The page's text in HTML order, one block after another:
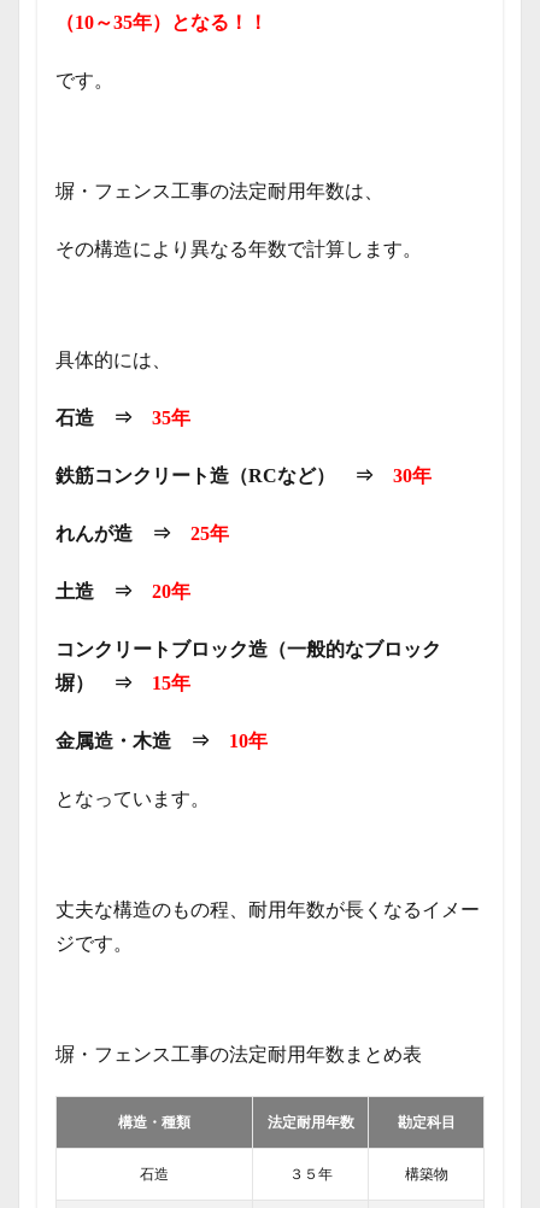
（10～35年）
となる！！
です。
塀・フェンス工事の法定耐用年数は、
その構造により異なる年数で計算します。
具体的には、
石造 ⇒ 35年
鉄筋コンクリート造（RCなど） ⇒ 30年
れんが造 ⇒ 25年
土造 ⇒ 20年
コンクリートブロック造（一般的なブロック
塀） ⇒ 15年
金属造・木造 ⇒ 10年
となっています。
丈夫な構造のもの程、耐用年数が長くなるイメー
ジです。
塀・フェンス工事の法定耐用年数まとめ表
構造・種類 法定耐用年数 勘定科目
石造 ３５年 構築物